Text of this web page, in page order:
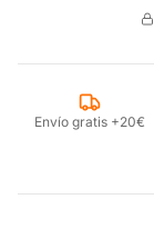
Envío gratis +20€